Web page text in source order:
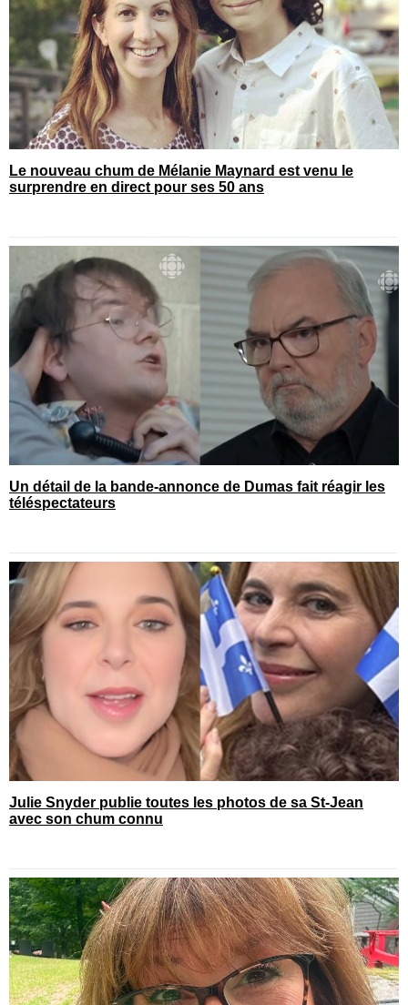
Le nouveau chum de Mélanie Maynard est venu le
surprendre en direct pour ses 50 ans
Un détail de la bande-annonce de Dumas fait réagir les
téléspectateurs
Julie Snyder publie toutes les photos de sa St-Jean
avec son chum connu